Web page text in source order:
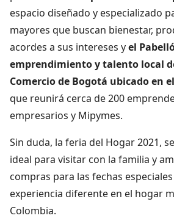
espacio diseñado y especializado
mayores que buscan bienestar,
acordes a sus intereses yel
emprendimiento y talento local
Comercio de Bogotá ubicado en
que reunirá cerca de 200
empresarios y Mipymes.
Sin duda, la feria del Hogar 2021,
ideal para visitar con la familia y
compras para las fechas
experiencia diferente en el hogar
Colombia.